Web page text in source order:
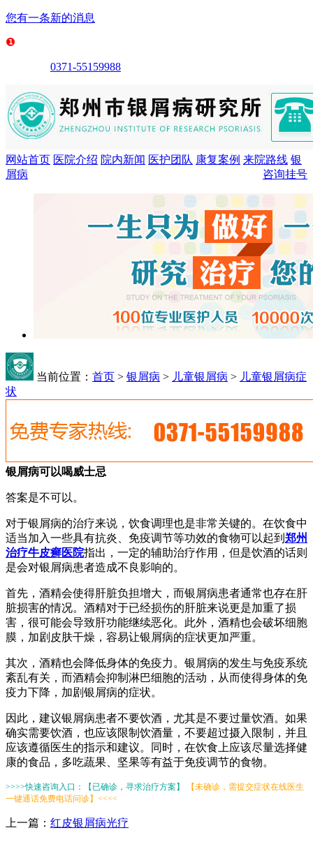
您有一条新的消息
0371-55159988
网站首页 医院介绍 院内新闻 医护团队 康复案例 来院路线 银
屑病
咨询挂号
当前位置： 首页 > 银屑病 > 儿童银屑病 > 儿童银屑病症
状
银屑病可以喝威士忌
答案是不可以。
对于银屑病的治疗来说，饮食调理也是非常关键的。在饮食中
适当加入一些具有抗炎、免疫调节等功效的食物可以起到 郑州
治疗牛皮癣医院指出，一定的辅助治疗作用，但是饮酒的话则
是会对银屑病患者造成不良影响的。
首先，酒精会使得肝脏负担增大，而银屑病患者通常也存在肝
脏损害的情况。酒精对于已经损伤的肝脏来说更是加重了损
害，很可能会导致肝功能继续恶化。此外，酒精也会破坏细胞
膜，加剧皮肤干燥，容易让银屑病的症状更加严重。
其次，酒精也会降低身体的免疫力。银屑病的发生与免疫系统
紊乱有关，而酒精会抑制淋巴细胞的活动，从而使得身体的免
疫力下降，加剧银屑病的症状。
因此，建议银屑病患者不要饮酒，尤其是不要过量饮酒。如果
确实需要饮酒，也应该限制饮酒量，不要超过摄入限制，并且
应该遵循医生的指示和建议。同时，在饮食上应该尽量选择健
康的食品，多吃蔬果、坚果等有益于免疫调节的食物。
>>>>快速咨询入口：【已确诊，寻求治疗方案】
【未确诊，需提交症状在线医生
一键通话免费电话问诊】<<<<
上一篇： 红皮银屑病光疗